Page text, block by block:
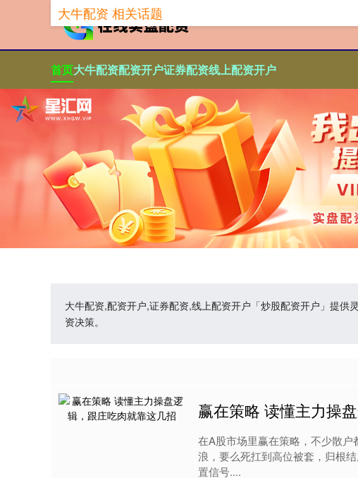
首页大牛配资配资开户证券配资线上配资开户
大牛配资,配资开户,证券配资,线上配资开户「炒股配资开户」提
资决策。
大牛配资 相关话题
赢在策略 读懂主力操
在A股市场里赢在策略，不少散户
浪，要么死扛到高位被套，归根
置信号....